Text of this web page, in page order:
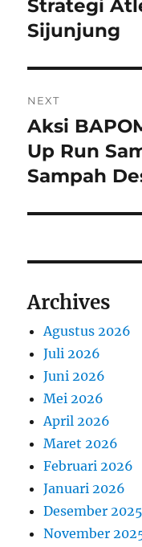
Strategi
Sijunjung
NEXT
Next
post:
Aksi
Up Run
Sampah
Archives
Agustus 2026
Juli 2026
Juni 2026
Mei 2026
April 2026
Maret 2026
Februari 2026
Januari 2026
Desember 2025
November